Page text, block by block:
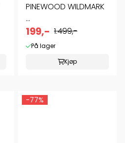
PINEWOOD WILDMARK
...
199,- 1.499,-
På lager
Kjøp
-77%